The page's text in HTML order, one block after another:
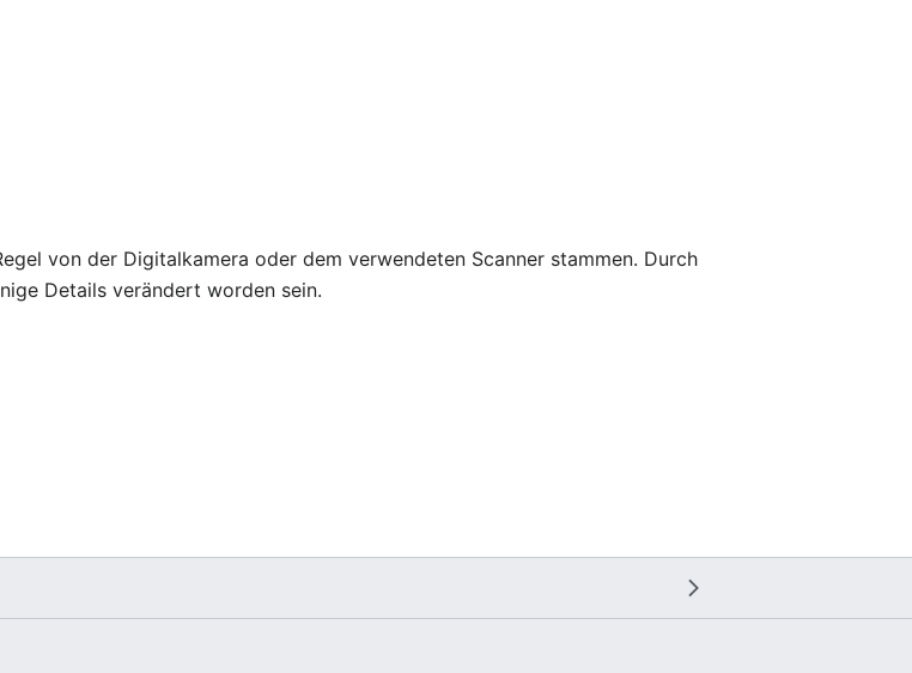
von der Digitalkamera oder dem verwendeten Scanner stammen. Durch
Details verändert worden sein.